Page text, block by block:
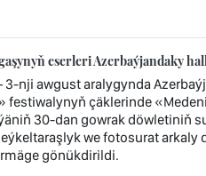
eserleri Azerbaýjandaky
nji awgust aralygynda
festiwalynyň çäklerinde
30-dan gowrak döwletiniň
we fotosurat
gönükdirildi.